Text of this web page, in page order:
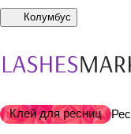
Колумбус
Клей для ресниц